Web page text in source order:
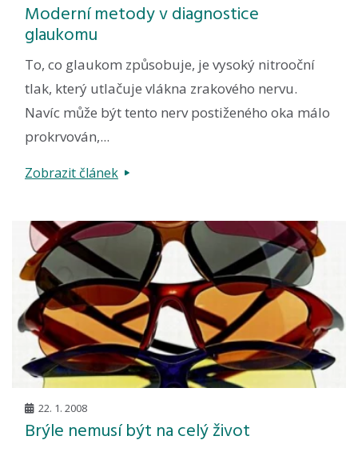
Moderní metody v diagnostice
glaukomu
To, co glaukom způsobuje, je vysoký nitrooční
tlak, který utlačuje vlákna zrakového nervu.
Navíc může být tento nerv postiženého oka málo
prokrvován,...
Zobrazit článek
22. 1. 2008
Brýle nemusí být na celý život